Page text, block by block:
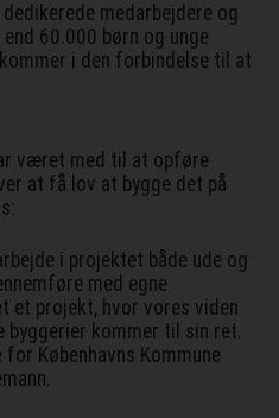
medarbejdere og
60.000 børn og unge
i den forbindelse til at
været med til at opføre
at få lov at bygge det på
i projektet både ude og
med egne
et projekt, hvor vores viden
kommer til sin ret.
Københavns Kommune